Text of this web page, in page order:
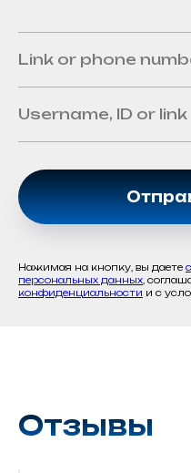
Нажимая на кнопку, вы даете
персональных данных ,
конфиденциальности и с
Отзывы